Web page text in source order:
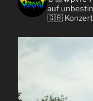
auf
🇬🇧